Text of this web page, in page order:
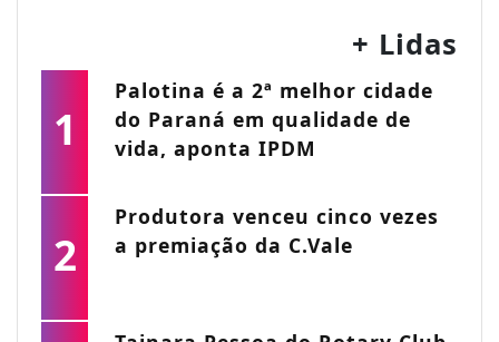
+ Lidas
1
Palotina é a 2ª melhor cidade
do Paraná em qualidade de
vida, aponta IPDM
2
Produtora venceu cinco vezes
a premiação da C.Vale